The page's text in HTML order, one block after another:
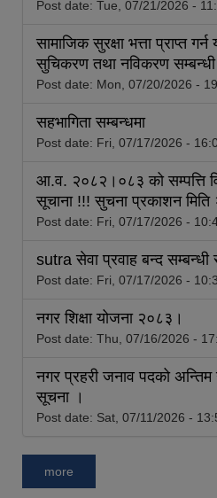
Post date: Tue, 07/21/2026 -
सामाजिक सुरक्षा भत्ता प्राप्त गर्न
सुचिकरण तथा नविकरण
Post date: Mon, 07/20/2026 -
सहभागिता सम्बन्धमा
Post date: Fri, 07/17/2026 -
आ.व. २०८२।०८३ को सम्पत्ति
सूचाना !!! सुचना प्रकाशन
Post date: Fri, 07/17/2026 -
sutra सेवा प्रवाह बन्द सम्बन्धी
Post date: Fri, 07/17/2026 -
नगर शिक्षा योजना २०८३।
Post date: Thu, 07/16/2026 -
नगर प्रहरी जनाव पदको
सूचना ।
Post date: Sat, 07/11/2026 -
more